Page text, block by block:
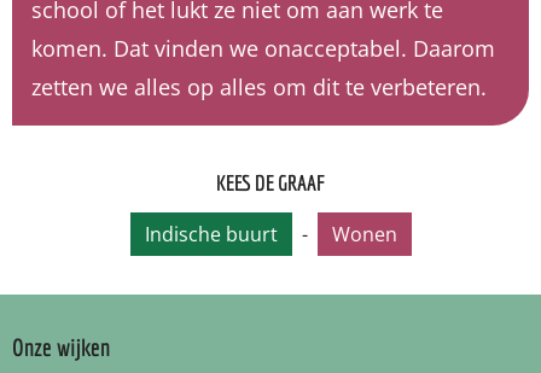
school of het lukt ze niet om aan werk te
komen. Dat vinden we onacceptabel. Daarom
zetten we alles op alles om dit te verbeteren.
KEES DE GRAAF
Indische buurt - Wonen
Onze wijken